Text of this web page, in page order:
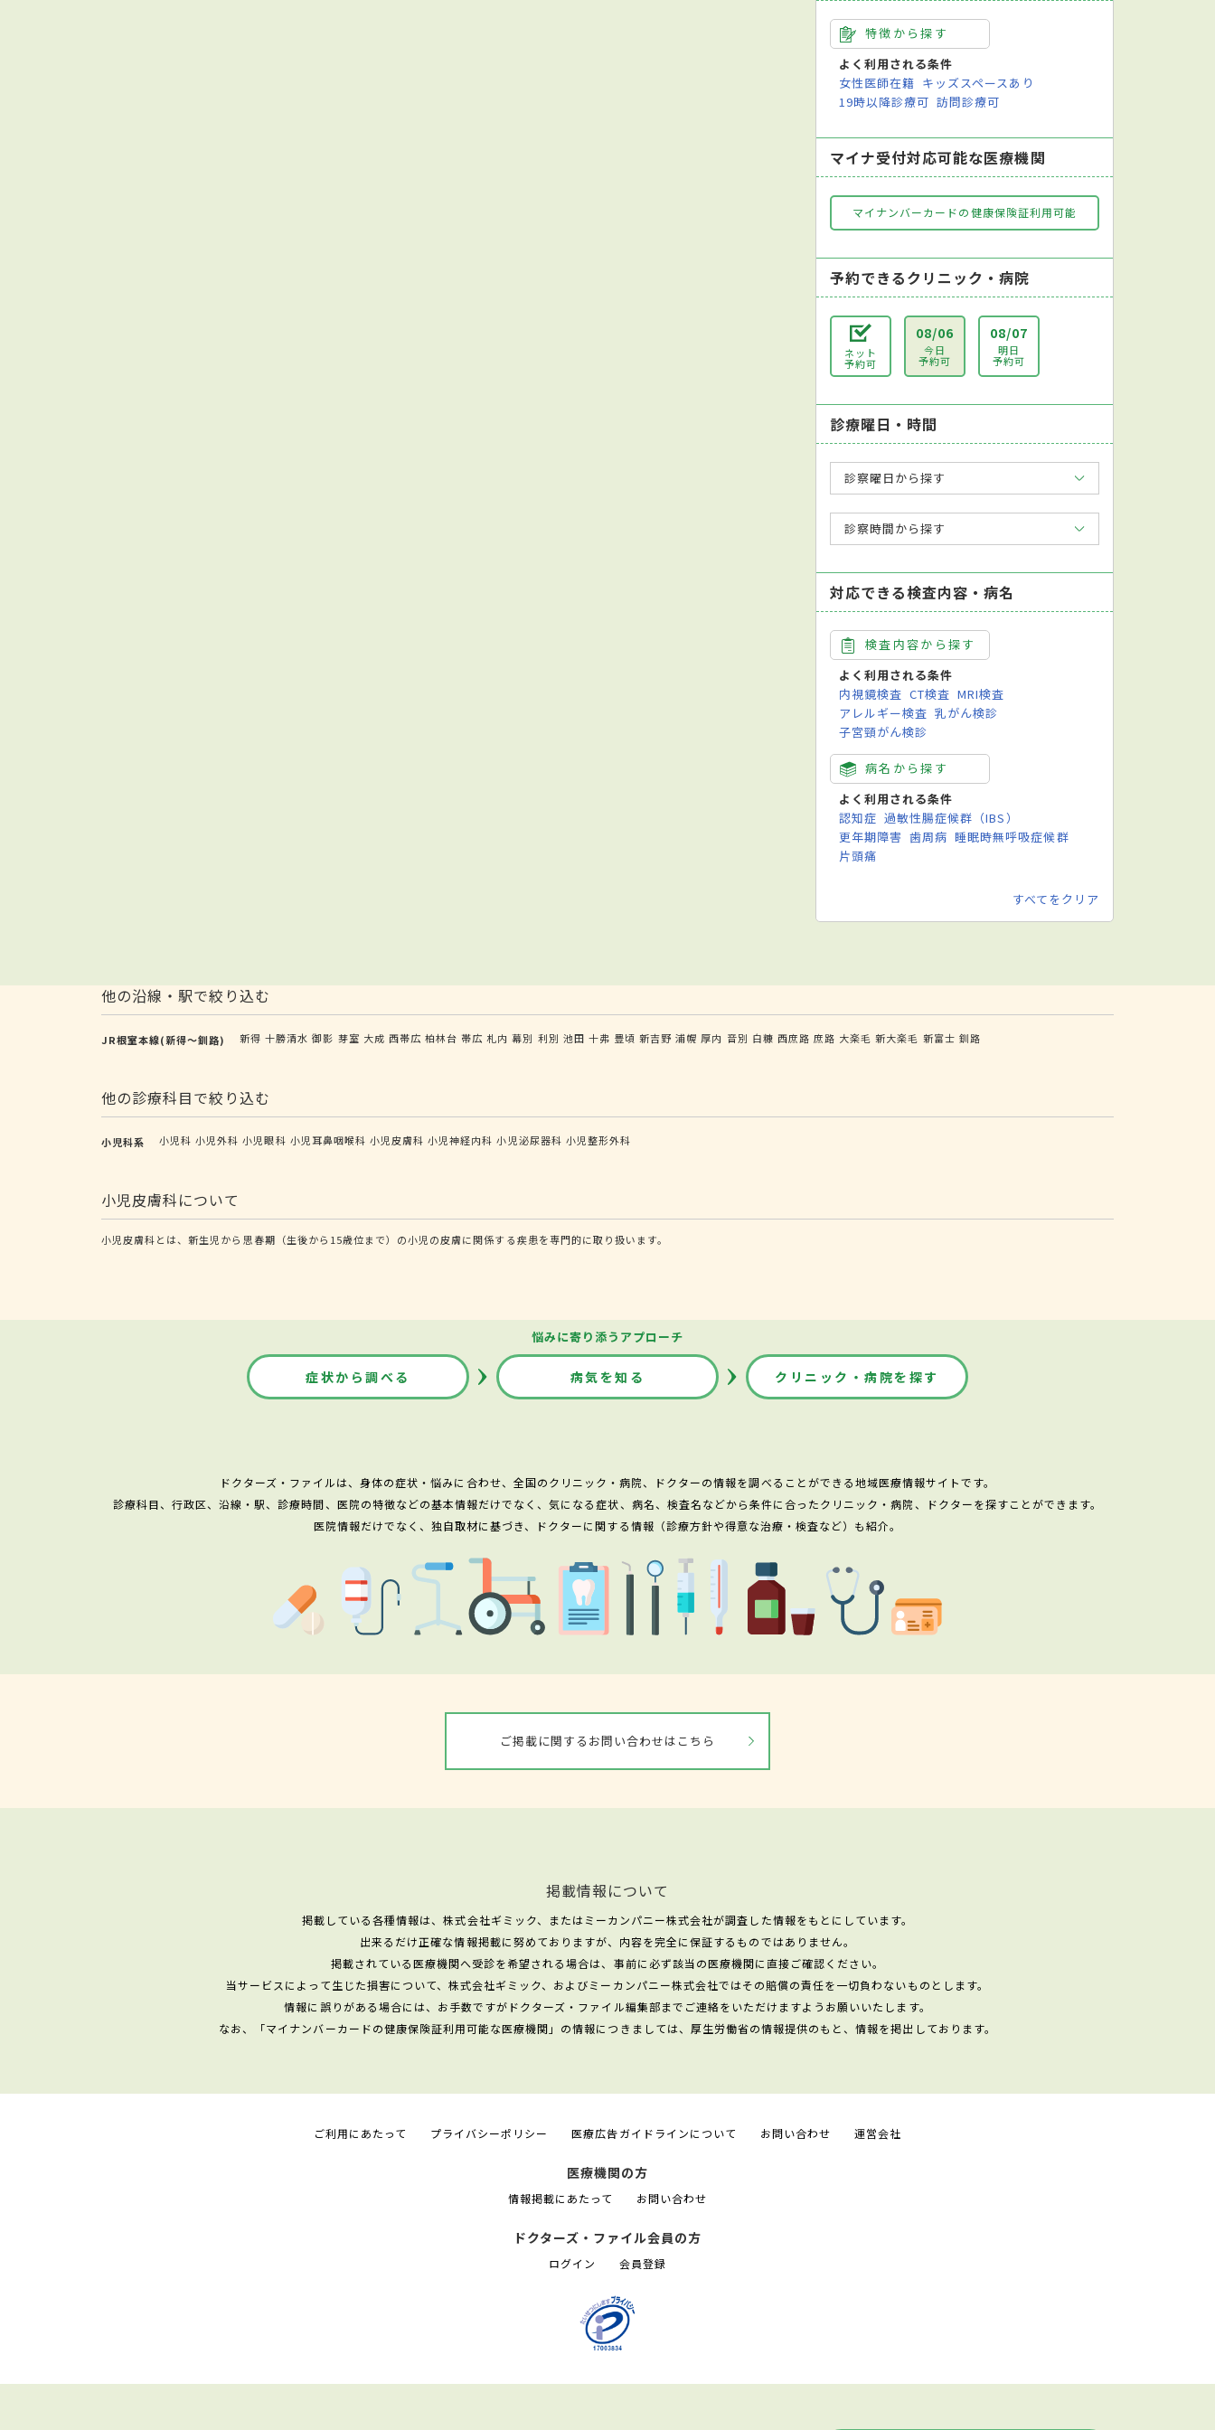
特徴から探す
よく利用される条件
女性医師在籍 キッズスペースあり
19時以降診療可 訪問診療可
マイナ受付対応可能な医療機関
マイナンバーカードの健康保険証利用可能
予約できるクリニック・病院
ネット
予約可
08/06
今日
予約可
08/07
明日
予約可
診療曜日・時間
診察曜日から探す
診察時間から探す
対応できる検査内容・病名
検査内容から探す
よく利用される条件
内視鏡検査 CT検査 MRI検査
アレルギー検査 乳がん検診
子宮頸がん検診
病名から探す
よく利用される条件
認知症 過敏性腸症候群（IBS）
更年期障害 歯周病 睡眠時無呼吸症候群
片頭痛
すべてをクリア
他の沿線・駅で絞り込む
JR根室本線(新得～釧路) 新得 十勝清水 御影 芽室 大成 西帯広 柏林台 帯広 札内 幕別 利別 池田 十弗 豊頃 新吉野 浦幌 厚内 音別 白糠 西庶路 庶路 大楽毛 新大楽毛 新富士 釧路
他の診療科目で絞り込む
小児科系 小児科 小児外科 小児眼科 小児耳鼻咽喉科 小児皮膚科 小児神経内科 小児泌尿器科 小児整形外科
小児皮膚科について
小児皮膚科とは、新生児から思春期（生後から15歳位まで）の小児の皮膚に関係する疾患を専門的に取り扱います。
悩みに寄り添うアプローチ
症状から調べる 病気を知る クリニック・病院を探す
ドクターズ・ファイルは、身体の症状・悩みに合わせ、全国のクリニック・病院、ドクターの情報を調べることができる地域医療情報サイトです。
診療科目、行政区、沿線・駅、診療時間、医院の特徴などの基本情報だけでなく、気になる症状、病名、検査名などから条件に合ったクリニック・病院、ドクターを探すことができます。
医院情報だけでなく、独自取材に基づき、ドクターに関する情報（診療方針や得意な治療・検査など）も紹介。
ご掲載に関するお問い合わせはこちら
掲載情報について
掲載している各種情報は、株式会社ギミック、またはミーカンパニー株式会社が調査した情報をもとにしています。
出来るだけ正確な情報掲載に努めておりますが、内容を完全に保証するものではありません。
掲載されている医療機関へ受診を希望される場合は、事前に必ず該当の医療機関に直接ご確認ください。
当サービスによって生じた損害について、株式会社ギミック、およびミーカンパニー株式会社ではその賠償の責任を一切負わないものとします。
情報に誤りがある場合には、お手数ですがドクターズ・ファイル編集部までご連絡をいただけますようお願いいたします。
なお、「マイナンバーカードの健康保険証利用可能な医療機関」の情報につきましては、厚生労働省の情報提供のもと、情報を掲出しております。
ご利用にあたって プライバシーポリシー 医療広告ガイドラインについて お問い合わせ 運営会社
医療機関の方
情報掲載にあたって お問い合わせ
ドクターズ・ファイル会員の方
ログイン 会員登録